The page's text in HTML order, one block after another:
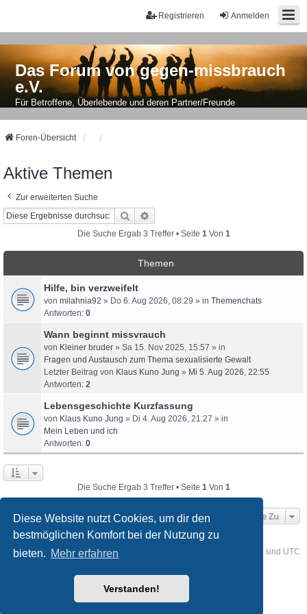
Diese Website nutzt Cookies, um dir den
bestmöglichen Komfort bei der Nutzung zu
bieten. Mehr erfahren
Verstanden!
Anmelden
Registrieren
Das Forum von gegen-missbrauch
e.V.
Für Betroffene, Überlebende und deren Partner/Freunde
Foren-Übersicht
Aktive Themen
Zur erweiterten Suche
Suche
Die Suche Ergab 3 Treffer • Seite 1 Von 1
Themen
Hilfe, bin verzweifelt
von milahnia92 » Do 6. Aug 2026, 08:29 » in Themenchats
Antworten: 0
Wann beginnt missvrauch
von Kleiner bruder » Sa 15. Nov 2025, 15:57 » in
Fragen und Austausch zum Thema sexualisierte Gewalt
Letzter Beitrag von Klaus Kuno Jung » Mi 5. Aug 2026, 22:55
Antworten: 2
Lebensgeschichte Kurzfassung
von Klaus Kuno Jung » Di 4. Aug 2026, 21:27 » in
Mein Leben und ich
Antworten: 0
Die Suche Ergab 3 Treffer • Seite 1 Von 1
Gehe Zu
Foren-Übersicht Kontakt Alle Zeiten sind UTC
® Forum Software © phpBB Limited
phpBB.de
created by INVENTEA & v12mike